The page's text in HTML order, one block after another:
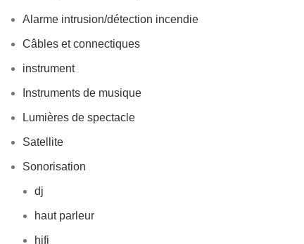
Alarme intrusion/détection incendie
Câbles et connectiques
instrument
Instruments de musique
Lumières de spectacle
Satellite
Sonorisation
dj
haut parleur
hifi